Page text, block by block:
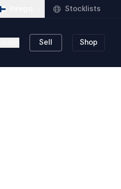
Stocklists
Sell Shop